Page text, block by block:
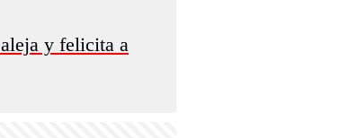
y felicita a